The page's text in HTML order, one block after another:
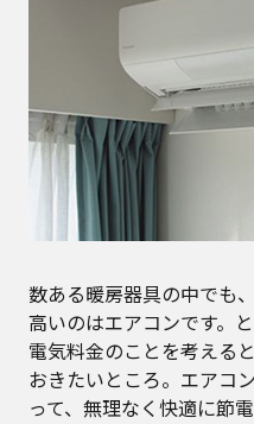
数ある暖房器具の中でも
高いのはエアコンです。
電気料金のことを考える
おきたいところ。エアコ
って、無理なく快適に節